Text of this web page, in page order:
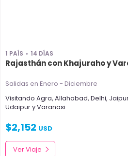
1 PAÍS 14 DÍAS
Rajasthán con Khajuraho y
Salidas en Enero - Diciembre
Visitando Agra, Allahabad, Delhi,
UdaipuryVaranasi
$2,152 USD
Ver Viaje